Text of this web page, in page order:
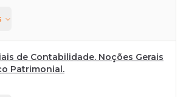
de Contabilidade. Noções Gerais
Patrimonial.